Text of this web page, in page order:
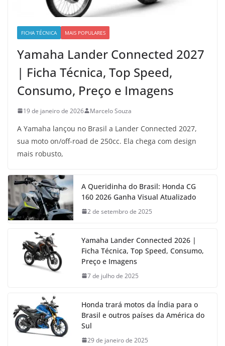
FICHA TÉCNICA MAIS POPULARES
Yamaha Lander Connected 2027
| Ficha Técnica, Top Speed,
Consumo, Preço e Imagens
19 de janeiro de 2026 Marcelo Souza
A Yamaha lançou no Brasil a Lander Connected 2027,
sua moto on/off-road de 250cc. Ela chega com design
mais robusto,
A Queridinha do Brasil: Honda CG
160 2026 Ganha Visual Atualizado
2 de setembro de 2025
Yamaha Lander Connected 2026 |
Ficha Técnica, Top Speed, Consumo,
Preço e Imagens
7 de julho de 2025
Honda trará motos da Índia para o
Brasil e outros países da América do
Sul
29 de janeiro de 2025